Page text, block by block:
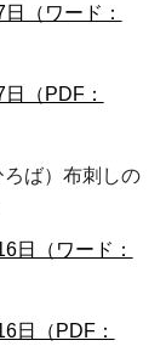
（ワード：
（PDF：
ば）布刺しの
日（ワード：
日（PDF：